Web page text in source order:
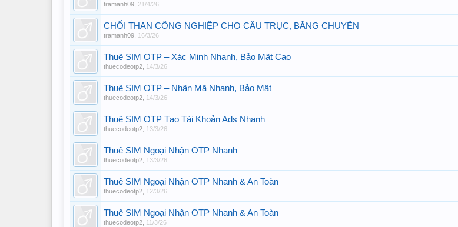
tramanh09 21/4/26
CHỔI THAN CÔNG NGHIỆP CHO CẦU TRỤC, BĂNG CHUYỀN
tramanh09 16/3/26
Thuê SIM OTP – Xác Minh Nhanh, Bảo Mật Cao
thuecodeotp2 14/3/26
Thuê SIM OTP – Nhận Mã Nhanh, Bảo Mật
thuecodeotp2 14/3/26
Thuê SIM OTP Tạo Tài Khoản Ads Nhanh
thuecodeotp2 13/3/26
Thuê SIM Ngoại Nhận OTP Nhanh
thuecodeotp2 13/3/26
Thuê SIM Ngoại Nhận OTP Nhanh & An Toàn
thuecodeotp2 12/3/26
Thuê SIM Ngoại Nhận OTP Nhanh & An Toàn
thuecodeotp2 11/3/26